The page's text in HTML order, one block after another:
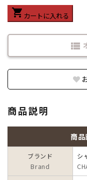
shopping_cart カートに入れる
view_list
商品説明
商品
ブランド
Brand
シ